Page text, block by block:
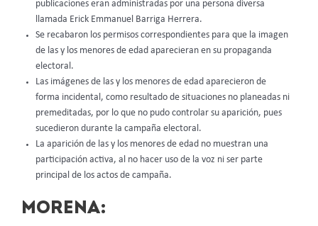
publicaciones eran administradas por una persona diversa
llamada Erick Emmanuel Barriga Herrera.
Se recabaron los permisos correspondientes para que la imagen
de las y los menores de edad aparecieran en su propaganda
electoral.
Las imágenes de las y los menores de edad aparecieron de
forma incidental, como resultado de situaciones no planeadas ni
premeditadas, por lo que no pudo controlar su aparición, pues
sucedieron durante la campaña electoral.
La aparición de las y los menores de edad no muestran una
participación activa, al no hacer uso de la voz ni ser parte
principal de los actos de campaña.
MORENA: